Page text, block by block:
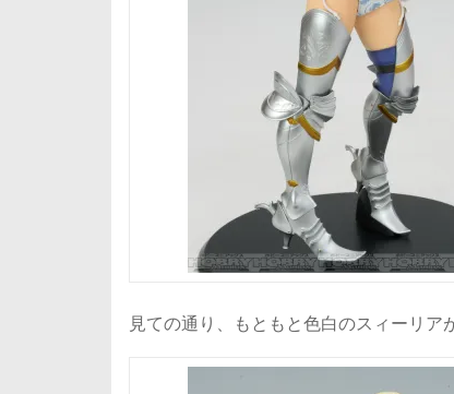
見ての通り、もともと色白のスィーリア